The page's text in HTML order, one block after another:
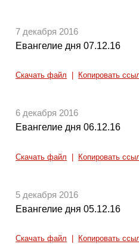
7 декабря 2016
Евангелие дня 07.12.16
Скачать файл Копировать
6 декабря 2016
Евангелие дня 06.12.16
Скачать файл Копировать
5 декабря 2016
Евангелие дня 05.12.16
Скачать файл Копировать